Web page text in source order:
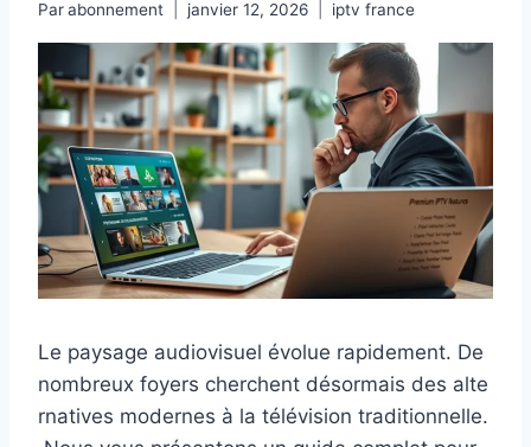
Parabonnement janvier 12, 2026 iptv france
Le paysage audiovisuel évolue rapidement. De
nombreux foyers cherchent désormais des alte
rnatives modernes à la télévision traditionnelle.